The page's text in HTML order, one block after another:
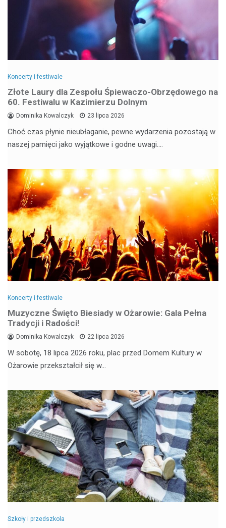
Koncerty i festiwale
Złote Laury dla Zespołu Śpiewaczo-Obrzędowego na
60. Festiwalu w Kazimierzu Dolnym
Dominika Kowalczyk 23 lipca 2026
Choć czas płynie nieubłaganie, pewne wydarzenia pozostają w
naszej pamięci jako wyjątkowe i godne uwagi.…
Koncerty i festiwale
Muzyczne Święto Biesiady w Ożarowie: Gala Pełna
Tradycji i Radości!
Dominika Kowalczyk 22 lipca 2026
W sobotę, 18 lipca 2026 roku, plac przed Domem Kultury w
Ożarowie przekształcił się w…
Szkoły i przedszkola